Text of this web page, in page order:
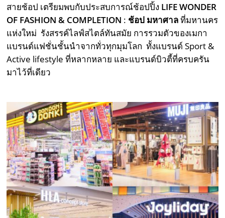
สายช้อป เตรียมพบกับประสบการณ์ช้อปปิ้ง LIFE WONDER
OF FASHION & COMPLETION : ช้อป มหาศาลที่มหานคร
แห่งใหม่ ​ รังสรรค์ไลฟ์สไตล์ทันสมัย การรวมตัวของเมกา
แบรนด์แฟชั่นชั้นนำจากทั่วทุกมุมโลก ทั้งแบรนด์ Sport &
Active lifestyle ที่หลากหลาย และแบรนด์บิวตี้ที่ครบครัน
มาไว้ที่เดียว ​